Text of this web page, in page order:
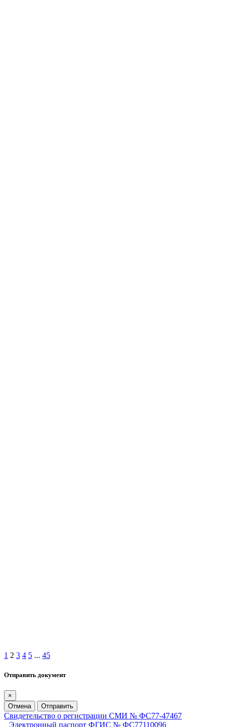
1 2 3 4 5 ... 45
Отправить документ
×
Отмена
Отправить
Свидетельство о регистрации СМИ № ФС77-47467
Электронный паспорт ФГИС № ФС77110096